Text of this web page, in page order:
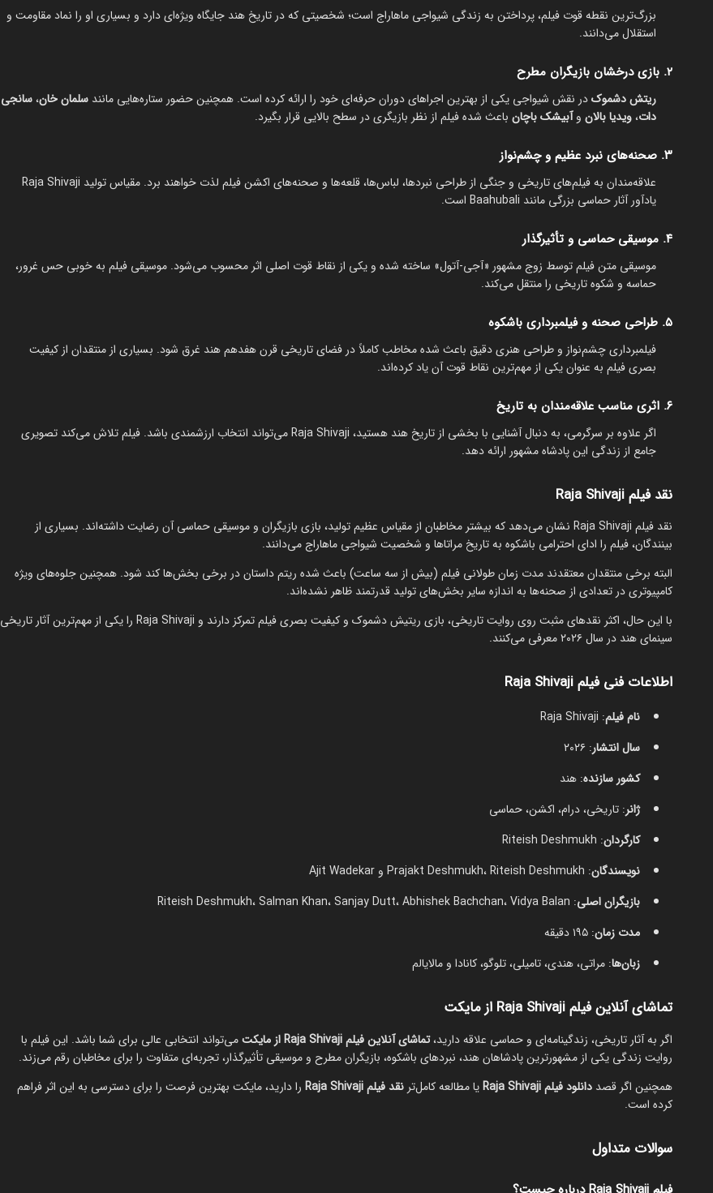
بزرگ‌ترین نقطه قوت فیلم، پرداختن به زندگی شیواجی ماهاراج است؛ شخصیتی که در تاریخ هند جایگاه ویژه‌ای دارد و بسیاری او را نماد مقاومت و
استقلال می‌دانند.
۲. بازی درخشان بازیگران مطرح
ریتش دشموکدر نقش شیواجی یکی از بهترین اجراهای دوران حرفه‌ای خود را ارائه کرده است. همچنین حضور ستاره‌هایی مانند سلمان خان،سانجی
دات،ویدیا بالان وآبیشک باچان باعث شده فیلم از نظر بازیگری در سطح بالایی قرار بگیرد.
۳. صحنه‌های نبرد عظیم و چشم‌نواز
علاقه‌مندان به فیلم‌های تاریخی و جنگی از طراحی نبردها، لباس‌ها، قلعه‌ها و صحنه‌های اکشن فیلم لذت خواهند برد. مقیاس تولید Raja Shivaji
یادآور آثار حماسی بزرگی مانند Baahubali است.
۴. موسیقی حماسی و تأثیرگذار
موسیقی متن فیلم توسط زوج مشهور «آجی-آتول» ساخته شده و یکی از نقاط قوت اصلی اثر محسوب می‌شود. موسیقی فیلم به خوبی حس غرور،
حماسه و شکوه تاریخی را منتقل می‌کند.
۵. طراحی صحنه و فیلمبرداری باشکوه
فیلمبرداری چشم‌نواز و طراحی هنری دقیق باعث شده مخاطب کاملاً در فضای تاریخی قرن هفدهم هند غرق شود. بسیاری از منتقدان از کیفیت
بصری فیلم به عنوان یکی از مهم‌ترین نقاط قوت آن یاد کرده‌اند.
۶. اثری مناسب علاقه‌مندان به تاریخ
اگر علاوه بر سرگرمی، به دنبال آشنایی با بخشی از تاریخ هند هستید، Raja Shivaji می‌تواند انتخاب ارزشمندی باشد. فیلم تلاش می‌کند تصویری
جامع از زندگی این پادشاه مشهور ارائه دهد.
نقد فیلم Raja Shivaji
نقد فیلم Raja Shivaji نشان می‌دهد که بیشتر مخاطبان از مقیاس عظیم تولید، بازی بازیگران و موسیقی حماسی آن رضایت داشته‌اند. بسیاری از
بینندگان، فیلم را ادای احترامی باشکوه به تاریخ مراتاها و شخصیت شیواجی ماهاراج می‌دانند.
البته برخی منتقدان معتقدند مدت زمان طولانی فیلم (بیش از سه ساعت) باعث شده ریتم داستان در برخی بخش‌ها کند شود. همچنین جلوه‌های ویژه
کامپیوتری در تعدادی از صحنه‌ها به اندازه سایر بخش‌های تولید قدرتمند ظاهر نشده‌اند.
با این حال، اکثر نقدهای مثبت روی روایت تاریخی، بازی ریتیش دشموک و کیفیت بصری فیلم تمرکز دارند و Raja Shivaji را یکی از مهم‌ترین آثار تاریخی
سینمای هند در سال ۲۰۲۶ معرفی می‌کنند.
اطلاعات فنی فیلم Raja Shivaji
نام فیلم: Raja Shivaji
سال انتشار: ۲۰۲۶
کشور سازنده: هند
ژانر: تاریخی، درام، اکشن، حماسی
کارگردان: Riteish Deshmukh
نویسندگان: Prajakt Deshmukh، Riteish Deshmukh و Ajit Wadekar
بازیگران اصلی: Riteish Deshmukh، Salman Khan، Sanjay Dutt، Abhishek Bachchan، Vidya Balan
مدت زمان: ۱۹۵ دقیقه
زبان‌ها: مراتی، هندی، تامیلی، تلوگو، کانادا و مالایالم
تماشای آنلاین فیلم Raja Shivaji از مایکت
اگر به آثار تاریخی، زندگینامه‌ای و حماسی علاقه دارید،تماشای آنلاین فیلم Raja Shivaji از مایکت
می‌تواند انتخابی عالی برای شما باشد. این فیلم با
روایت زندگی یکی از مشهورترین پادشاهان هند، نبردهای باشکوه، بازیگران مطرح و موسیقی تأثیرگذار، تجربه‌ای متفاوت را برای مخاطبان رقم می‌زند.
همچنین اگر قصد دانلود فیلم Raja Shivaji یا مطالعه کامل‌تر نقد فیلم Raja Shivaji
را دارید، مایکت بهترین فرصت را برای دسترسی به این اثر فراهم
کرده است.
سوالات متداول